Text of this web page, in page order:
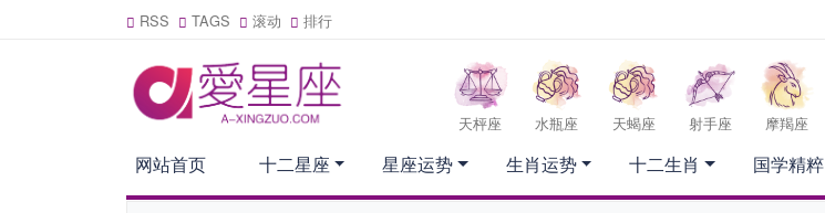
RSS TAGS 滚动 排行
天枰座 水瓶座 天蝎座 射手座 摩羯座
网站首页 十二星座 星座运势 生肖运势 十二生肖 国学精粹